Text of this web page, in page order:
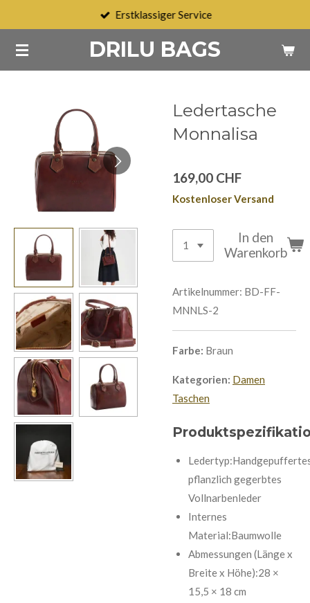
springen
DRILU BAGS
Erstklassiger Service
Ledertasche
Monnalisa
169,00 CHF
Kostenloser Versand
In den
Warenkorb
Artikelnummer: BD-FF-
MNNLS-2
Farbe: Braun
Kategorien: Damen
Taschen
pflanzlich gegerbtes
Vollnarbenleder
Internes
Material:Baumwolle
Abmessungen (Länge x
Breite x Höhe):28 ×
15,5 × 18 cm